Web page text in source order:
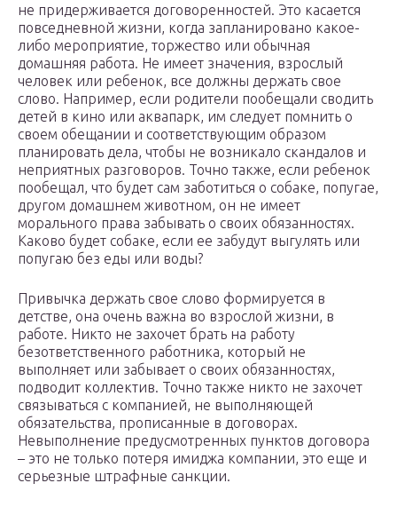
не придерживается договоренностей. Это касается
повседневной жизни, когда запланировано какое-
либо мероприятие, торжество или обычная
домашняя работа. Не имеет значения, взрослый
человек или ребенок, все должны держать свое
слово. Например, если родители пообещали сводить
детей в кино или аквапарк, им следует помнить о
своем обещании и соответствующим образом
планировать дела, чтобы не возникало скандалов и
неприятных разговоров. Точно также, если ребенок
пообещал, что будет сам заботиться о собаке, попугае,
другом домашнем животном, он не имеет
морального права забывать о своих обязанностях.
Каково будет собаке, если ее забудут выгулять или
попугаю без еды или воды?
Привычка держать свое слово формируется в
детстве, она очень важна во взрослой жизни, в
работе. Никто не захочет брать на работу
безответственного работника, который не
выполняет или забывает о своих обязанностях,
подводит коллектив. Точно также никто не захочет
связываться с компанией, не выполняющей
обязательства, прописанные в договорах.
Невыполнение предусмотренных пунктов договора
– это не только потеря имиджа компании, это еще и
серьезные штрафные санкции.